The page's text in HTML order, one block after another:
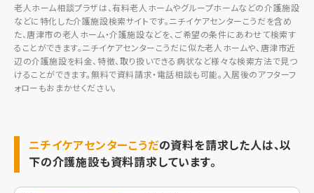
老人ホーム相談プラザは、有料老人ホームやグループホームなどの介護施設
などに特化した介護施設検索サイトです。ニチイケアセンターこうだを含め
た、唐津市の老人ホーム・介護施設などを、ご希望の条件にあわせて検索す
ることができます。ニチイケアセンターこうだに似た老人ホームや、唐津市近
辺の介護施設を料金、特徴、取り扱いできる病状など様々な検索方法で見つ
けることができます。無料で資料請求・電話相談も可能。入居後のアフターフ
ォローもおまかせください。
ニチイケアセンターこうだの資料を請求した人は、以
下の介護施設も資料請求しています。